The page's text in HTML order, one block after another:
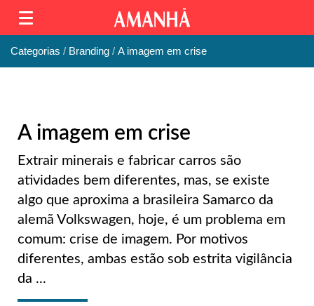
Categorias Branding A imagem em crise
A imagem em crise
Extrair minerais e fabricar carros são
atividades bem diferentes, mas, se existe
algo que aproxima a brasileira Samarco da
alemã Volkswagen, hoje, é um problema em
comum: crise de imagem. Por motivos
diferentes, ambas estão sob estrita vigilância
da ...